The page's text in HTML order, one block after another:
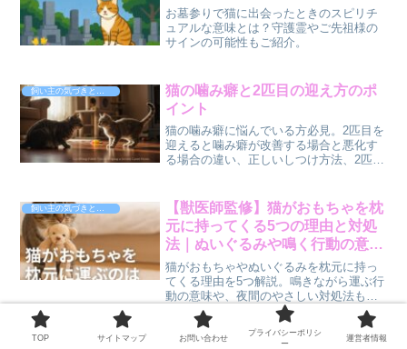
お墓参りで猫に出会ったときのスピリチ
ュアルな意味とは？守護霊やご先祖様の
サインの可能性もご紹介。
猫の噛み癖と2匹目の迎え方のポ
イント
猫の噛み癖に悩んでいる方必見。2匹目を
迎えると噛み癖が改善する場合と悪化す
る場合の違い、正しいしつけ方法、2匹目
トをまとめました。
飼い主の気づきと体験談
【獣医師監修】猫がおもちゃを枕
元に持ってくる5つの理由と対処
法｜ぬいぐるみや鳴く行動の意味
も解説
猫がおもちゃやぬいぐるみを枕元に持っ
てくる理由を5つ解説。鳴きながら運ぶ行
動の意味や、夜間のやさしい対処法も紹
介します。
飼い主の気づきと体験談 猫の爪とぎ跡を壁や柱に残さな
TOP サイトマップ お問い合わせ
プライバシーポリシ
ー
運営者情報